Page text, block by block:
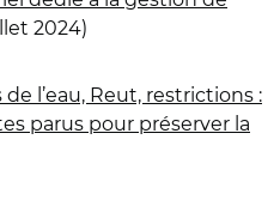
2024)
l’eau, Reut, restrictions :
parus pour préserver la